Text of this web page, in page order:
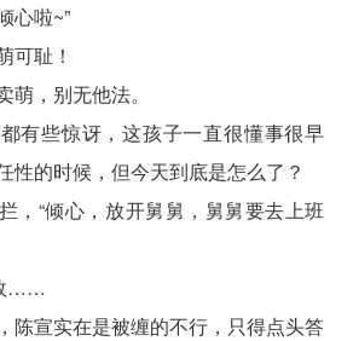
心啦~”
可耻！
萌，别无他法。
有些惊讶，这孩子一直很懂事很早
性的时候，但今天到底是怎么了？
，“倾心，放开舅舅，舅舅要去上班
……
陈宣实在是被缠的不行，只得点头答